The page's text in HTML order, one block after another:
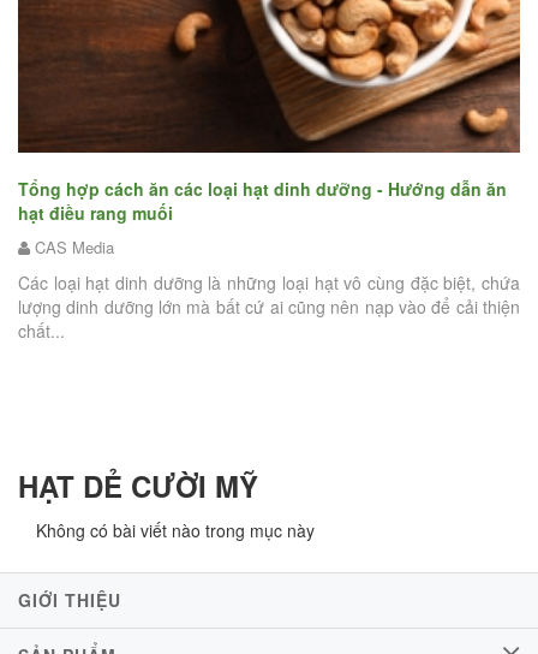
hợp cách ăn các loại hạt dinh dưỡng - Hướng dẫn ăn
điều rang muối
CAS Media
loại hạt dinh dưỡng là những loại hạt vô cùng đặc biệt, chứa
dinh dưỡng lớn mà bất cứ ai cũng nên nạp vào để cải thiện
cân
HẠT DẺ CƯỜI MỸ
Không có bài viết nào trong mục này
GIỚI THIỆU